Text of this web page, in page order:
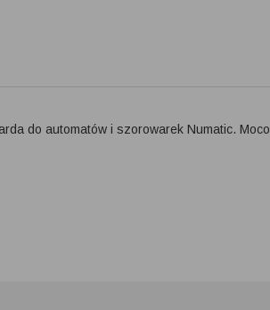
do automatów i szorowarek Numatic.